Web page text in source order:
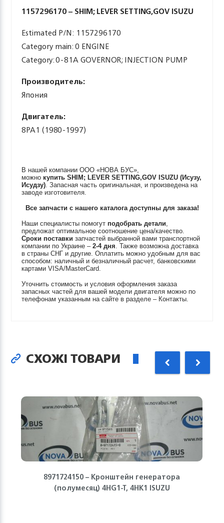
1157296170 – SHIM; LEVER SETTING,GOV ISUZU
Estimated P/N: 1157296170
Category main: 0 ENGINE
Category: 0-81A GOVERNOR; INJECTION PUMP
Производитель:
Япония
Двигатель:
8PA1 (1980-1997)
В нашей компании ООО «НОВА БУС»,
можно купитьSHIM; LEVER SETTING,GOV ISUZU (Исузу,
Исудзу). Запасная часть оригинальная, и произведена на
заводе изготовителя.
Все запчасти с нашего каталога доступны для заказа!
Наши специалисты помогут подобрать детали,
предложат оптимальное соотношение цена/качество.
Сроки поставки запчастей выбранной вами транспортной
компании по Украине –2-4 дня. Также возможна доставка
в страны СНГ и другие. Оплатить можно удобным для вас
способом: наличный и безналичный расчет, банковскими
картами VISA/MasterCard.
Уточнить стоимость и условия оформления заказа
запасных частей для вашей модели двигателя можно по
телефонам указанным на сайте в разделе – Контакты.
СХОЖІ ТОВАРИ
8971724150 – Кронштейн генератора
(полумесяц) 4HG1-T, 4HK1 ISUZU